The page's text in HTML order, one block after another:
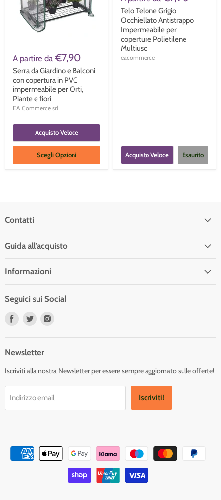
A partire da €7,90
Serra da Giardino e Balconi
con copertura in PVC
impermeabile per Orti,
Piante e fiori
EA Commerce srl
Acquisto Veloce
Scegli Opzioni
Telo Telone Grigio
Occhiellato Antistrappo
Impermeabile per
coperture Polietilene
Multiuso
eacommerce
Acquisto Veloce Esaurito
Contatti
Guida all'acquisto
Informazioni
Seguici sui Social
Trovaci
Trovaci
Newsletter
Iscriviti alla nostra Newsletter per essere sempre aggiornato sulle offerte!
Indirizzo email Iscriviti!